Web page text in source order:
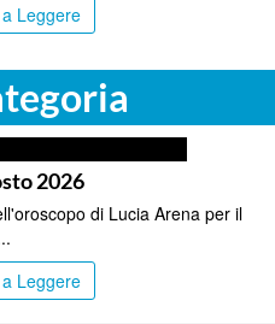
Leggere
2026
di Lucia Arena per il
Leggere